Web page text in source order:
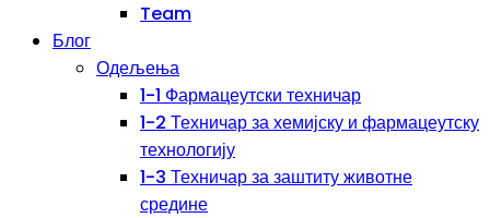
Team
Блог
Одељења
1-1 Фармацеутски техничар
1-2 Техничар за хемијску и фармацеутску
технологију
1-3 Техничар за заштиту животне
средине